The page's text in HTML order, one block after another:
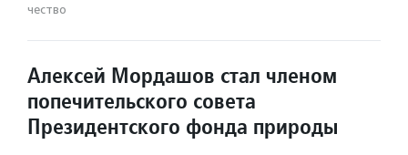
чест­во
Алексей Мордашов стал членом
попечительского совета
Президентского фонда природы